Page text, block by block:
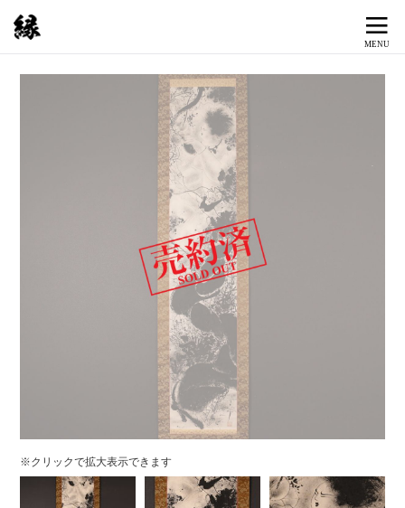
※クリックで拡大表示できます